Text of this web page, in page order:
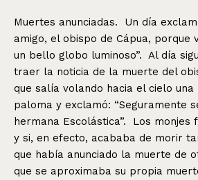
Muertes anunciadas. Un día
amigo, el obispo de Cápua, porque
un bello globo luminoso”. Al día
traer la noticia de la muerte del
que salía volando hacia el cielo una
paloma y exclamó: “Seguramente
hermana Escolástica”. Los monjes
y si, en efecto, acababa de morir
que había anunciado la muerte de
que se aproximaba su propia